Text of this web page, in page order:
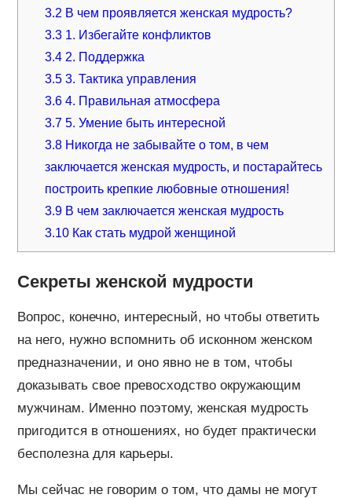
3.2 В чем проявляется женская мудрость?
3.31. Избегайте конфликтов
3.42. Поддержка
3.53. Тактика управления
3.64. Правильная атмосфера
3.75. Умение быть интересной
3.8Никогда не забывайте о том, в чем
заключается женская мудрость, и постарайтесь
построить крепкие любовные отношения!
3.9В чем заключается женская мудрость
3.10Как стать мудрой женщиной
Секреты женской мудрости
Вопрос, конечно, интересный, но чтобы ответить
на него, нужно вспомнить об исконном женском
предназначении, и оно явно не в том, чтобы
доказывать свое превосходство окружающим
мужчинам. Именно поэтому, женская мудрость
пригодится в отношениях, но будет практически
бесполезна для карьеры.
Мы сейчас не говорим о том, что дамы не могут